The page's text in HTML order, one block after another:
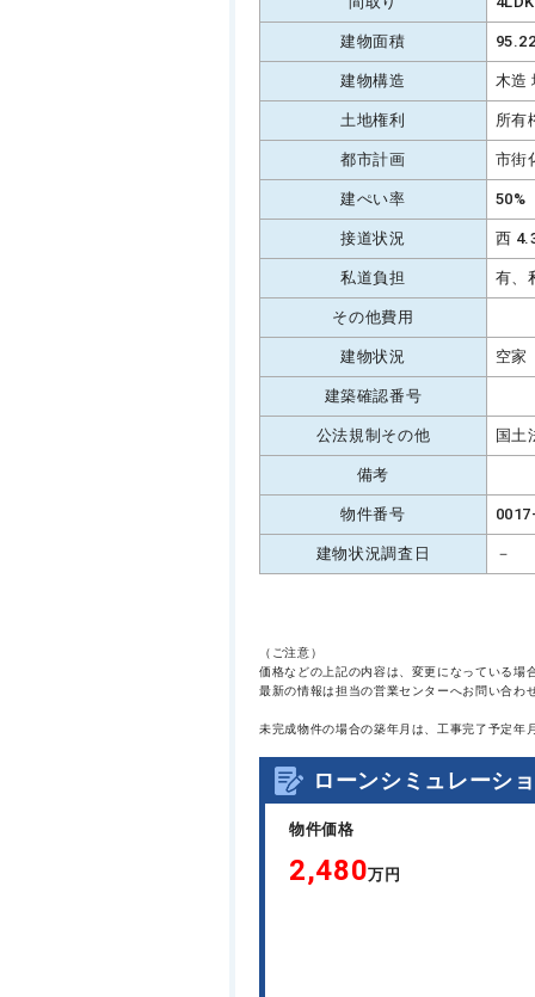
建物面積
建物構造 木造
土地権利 所有
都市計画 市街
建ぺい率 50%
接道状況 西
私道負担 有、
その他費用
建物状況 空家
建築確認番号
公法規制その他 国土
備考
物件番号
建物状況調査日 －
（ご注意）
価格などの上記の内容は、変更になっている場
最新の情報は担当の営業センターへお問い合わ
未完成物件の場合の築年月は、工事完了予定年
ローンシミュレーシ
物件価格
2,480万円